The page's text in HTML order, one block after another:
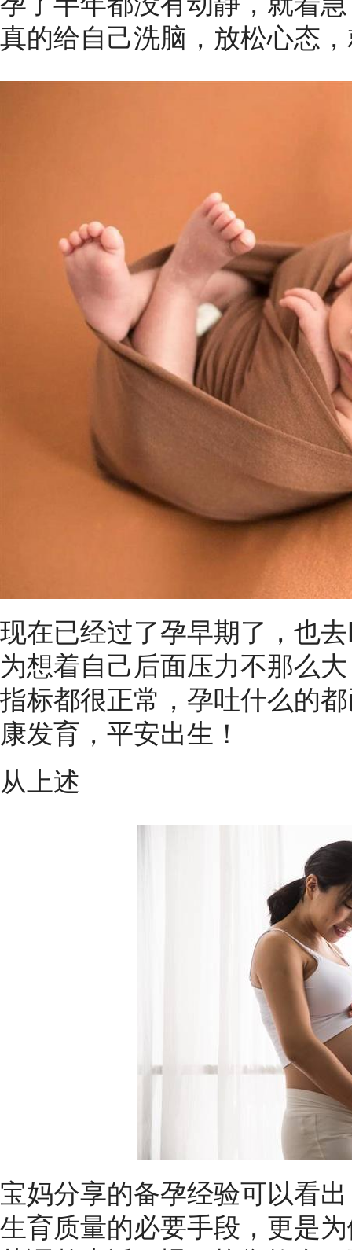
真的给自己洗脑，放松心态
现在已经过了孕早期了，也
为想着自己后面压力不那么
指标都很正常，孕吐什么的
康发育，平安出生！
从上述
宝妈分享的备孕经验可以看
生育质量的必要手段，更是